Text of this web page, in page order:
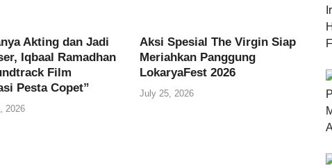
Akting dan Jadi
Iqbaal Ramadhan
Film
Pesta Copet”
2026
Aksi Spesial The Virgin Siap
Meriahkan Panggung
LokaryaFest 2026
July 25, 2026